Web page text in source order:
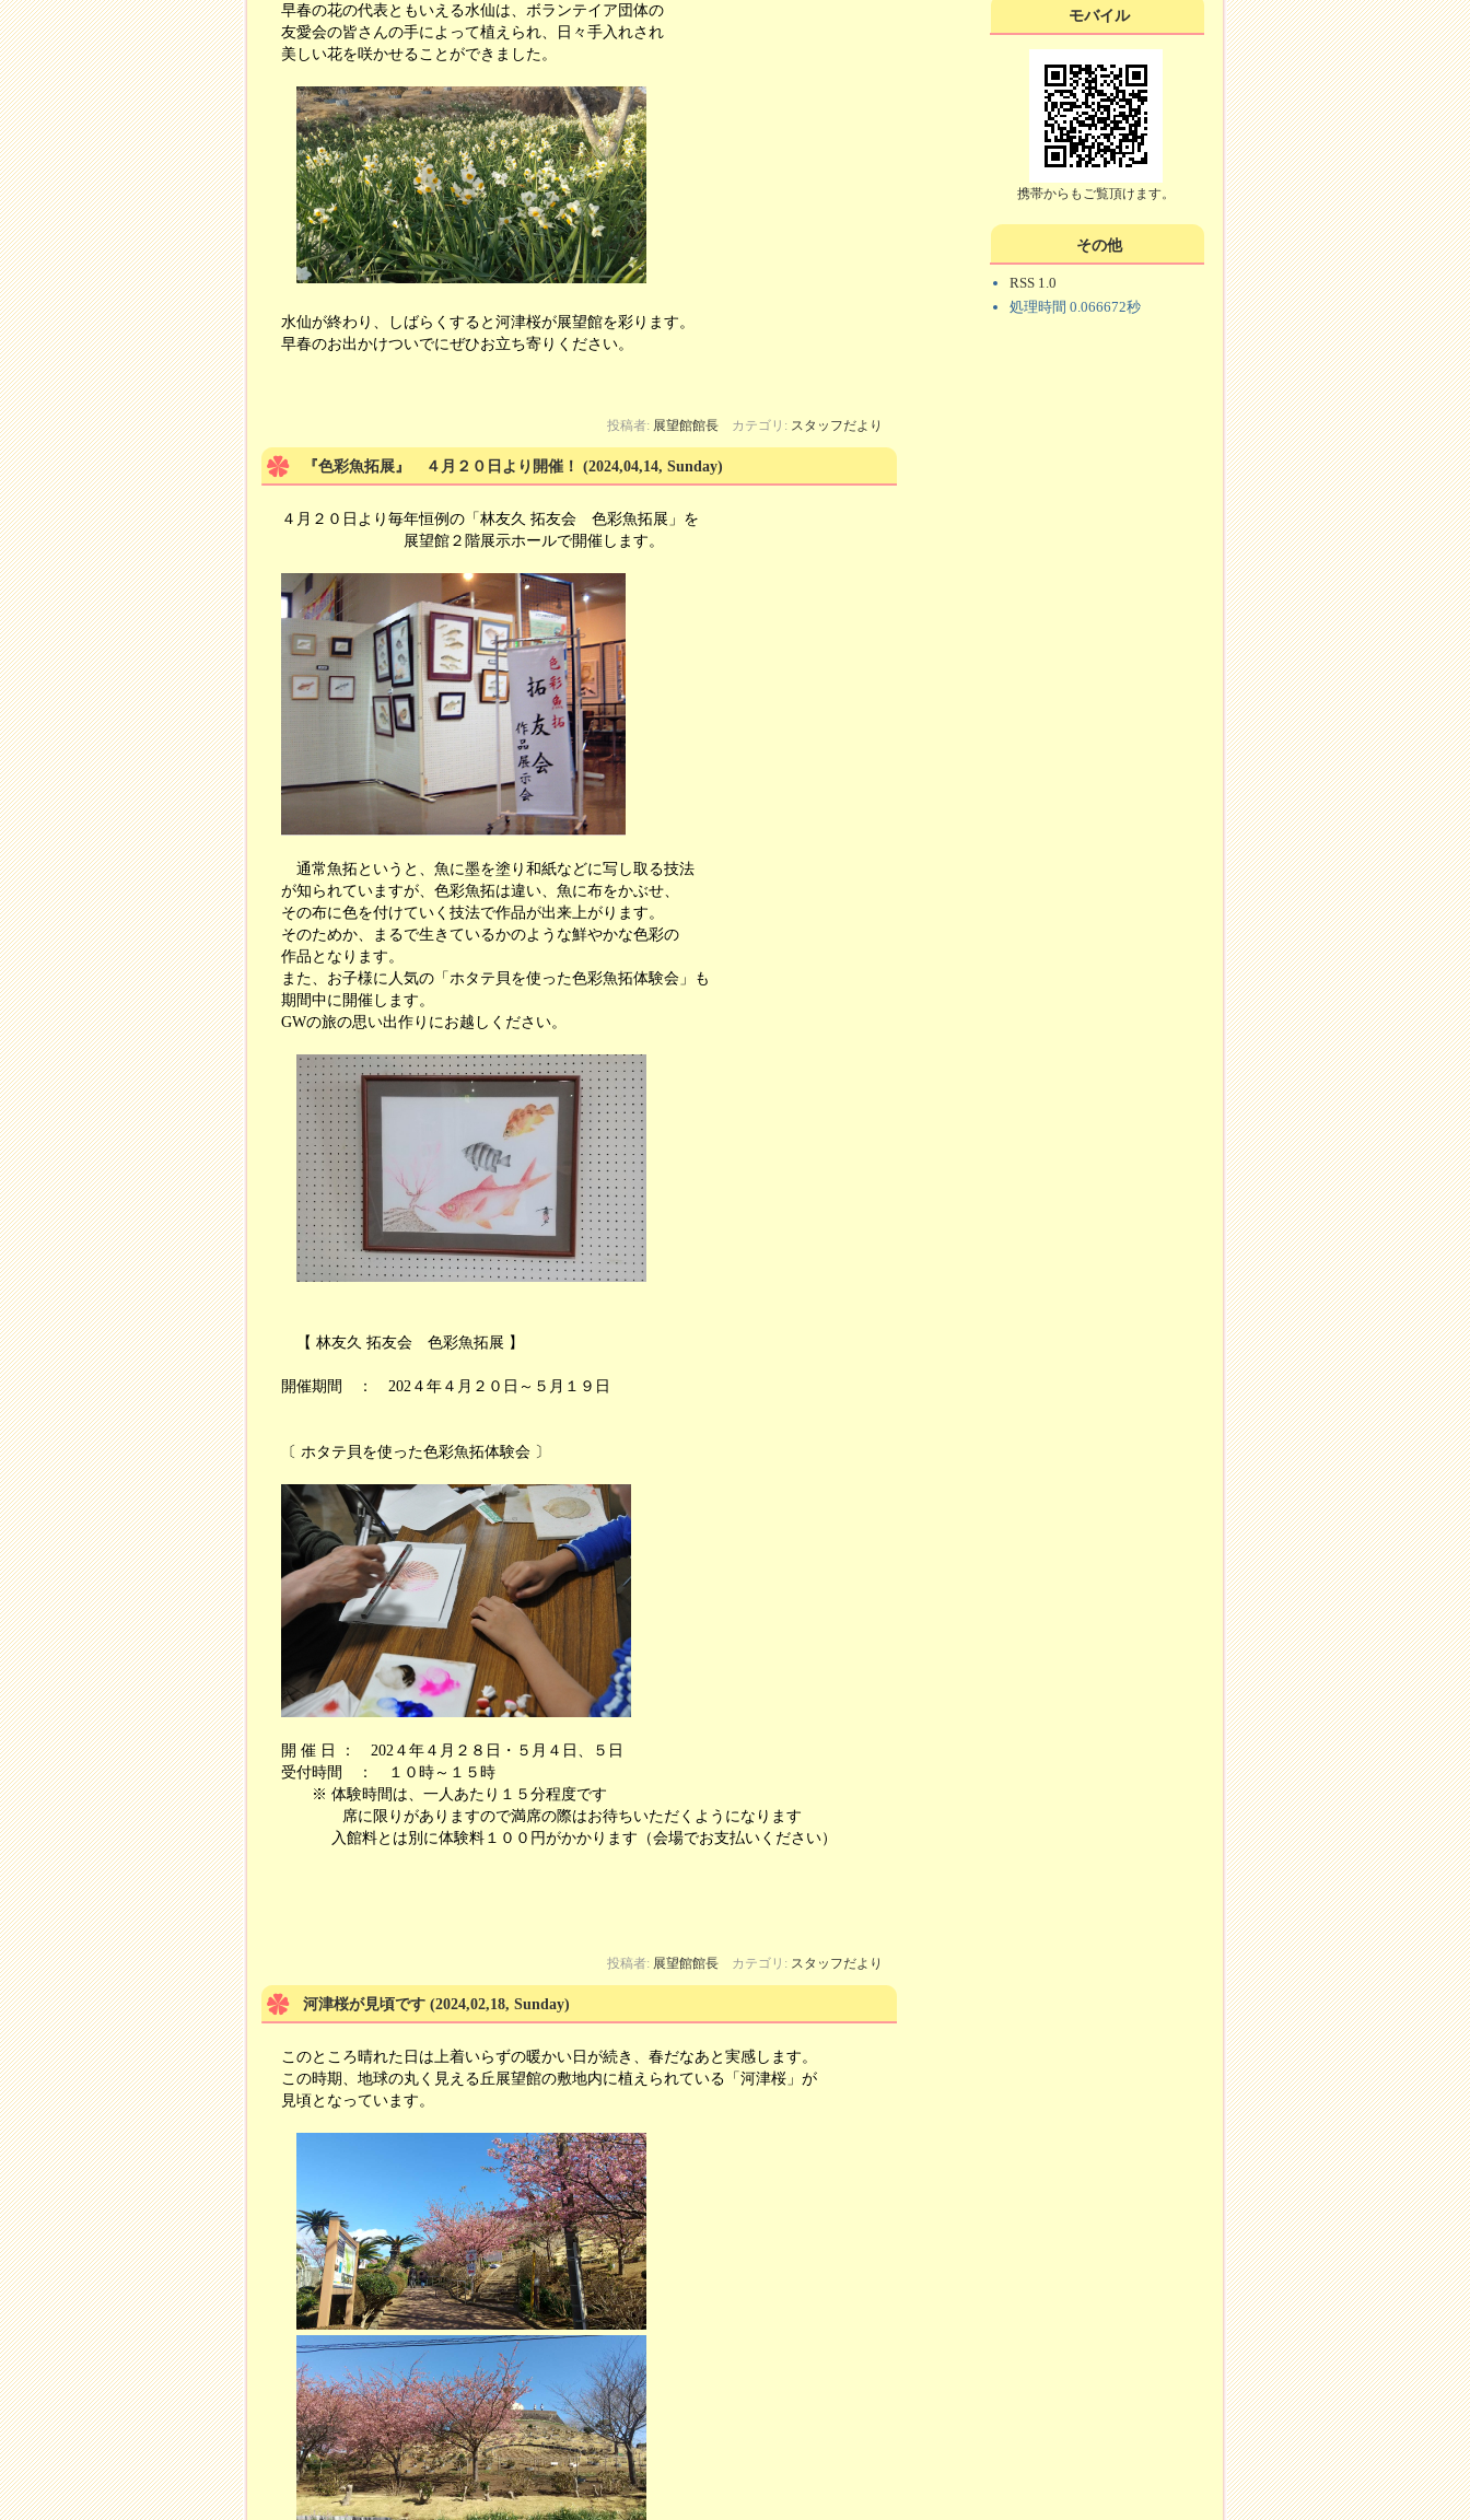
早春の花の代表ともいえる水仙は、ボランテイア団体の
友愛会の皆さんの手によって植えられ、日々手入れされ
美しい花を咲かせることができました。
水仙が終わり、しばらくすると河津桜が展望館を彩ります。
早春のお出かけついでにぜひお立ち寄りください。
投稿者: 展望館館長 カテゴリ: スタッフだより
『色彩魚拓展』 ４月２０日より開催！ (2024,04,14, Sunday)
４月２０日より毎年恒例の「林友久 拓友会 色彩魚拓展」を
展望館２階展示ホールで開催します。
通常魚拓というと、魚に墨を塗り和紙などに写し取る技法
が知られていますが、色彩魚拓は違い、魚に布をかぶせ、
その布に色を付けていく技法で作品が出来上がります。
そのためか、まるで生きているかのような鮮やかな色彩の
作品となります。
また、お子様に人気の「ホタテ貝を使った色彩魚拓体験会」も
期間中に開催します。
GWの旅の思い出作りにお越しください。
【 林友久 拓友会 色彩魚拓展 】
開催期間 ： 202４年４月２０日～５月１９日
〔 ホタテ貝を使った色彩魚拓体験会 〕
開 催 日 ： 202４年４月２８日・５月４日、５日
受付時間 ： １０時～１５時
※ 体験時間は、一人あたり１５分程度です
席に限りがありますので満席の際はお待ちいただくようになります
入館料とは別に体験料１００円がかかります（会場でお支払いください）
投稿者: 展望館館長 カテゴリ: スタッフだより
河津桜が見頃です (2024,02,18, Sunday)
このところ晴れた日は上着いらずの暖かい日が続き、春だなあと実感します。
この時期、地球の丸く見える丘展望館の敷地内に植えられている「河津桜」が
見頃となっています。
モバイル
携帯からもご覧頂けます。
その他
RSS 1.0
処理時間 0.066672秒